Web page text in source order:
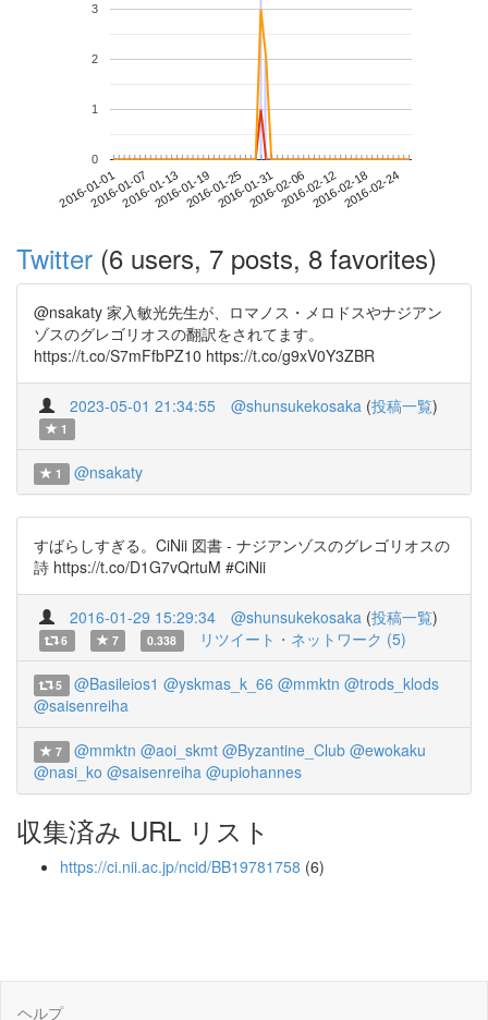
2016-01-012016-01-072016-01-132016-01-192016-01-252016-01-312016-02-062016-02-122016-02-182016-02-24
0
1
2
3
Twitter (6 users, 7 posts, 8 favorites)
@nsakaty 家入敏光先生が、ロマノス・メロドスやナジアン
ゾスのグレゴリオスの翻訳をされてます。
https://t.co/S7mFfbPZ10 https://t.co/g9xV0Y3ZBR
2023-05-01 21:34:55 @shunsukekosaka (投稿一覧)
1
1 @nsakaty
すばらしすぎる。CiNii 図書 - ナジアンゾスのグレゴリオスの
詩 https://t.co/D1G7vQrtuM #CiNii
2016-01-29 15:29:34 @shunsukekosaka (投稿一覧)
6 7 0.338 リツイート・ネットワーク (5)
5 @Basileios1 @yskmas_k_66 @mmktn @trods_klods
@saisenreiha
7 @mmktn @aoi_skmt @Byzantine_Club @ewokaku
@nasi_ko @saisenreiha @upiohannes
収集済み URL リスト
https://ci.nii.ac.jp/ncid/BB19781758 (6)
ヘルプ